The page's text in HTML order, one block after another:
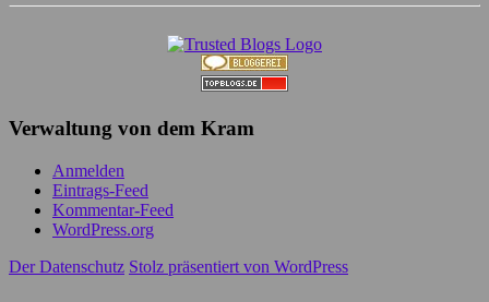
Verwaltung von dem Kram
Anmelden
Eintrags-Feed
Kommentar-Feed
WordPress.org
Der Datenschutz Stolz präsentiert von WordPress